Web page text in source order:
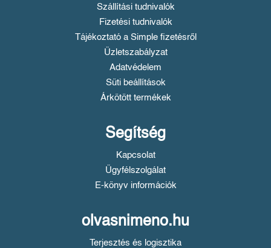
Szállítási tudnivalók
Fizetési tudnivalók
Tájékoztató a Simple fizetésről
Üzletszabályzat
Adatvédelem
Süti beállítások
Árkötött termékek
Segítség
Kapcsolat
Ügyfélszolgálat
E-könyv információk
olvasnimeno.hu
Terjesztés és logisztika